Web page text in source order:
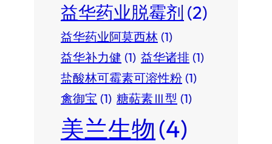
益华药业脱霉剂 (2)
益华药业阿莫西林 (1)
益华补力健 (1) 益华诸排 (1)
盐酸林可霉素可溶性粉 (1)
禽御宝 (1) 糖萜素Ⅲ型 (1)
美兰生物(4)